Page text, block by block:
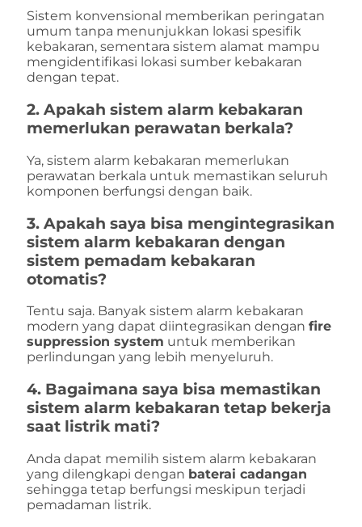
Sistem konvensional memberikan peringatan
umum tanpa menunjukkan lokasi spesifik
kebakaran, sementara sistem alamat mampu
mengidentifikasi lokasi sumber kebakaran
dengan tepat.
2. Apakah sistem alarm kebakaran
memerlukan perawatan berkala?
Ya, sistem alarm kebakaran memerlukan
perawatan berkala untuk memastikan seluruh
komponen berfungsi dengan baik.
3. Apakah saya bisa mengintegrasikan
sistem alarm kebakaran dengan
sistem pemadam kebakaran
otomatis?
Tentu saja. Banyak sistem alarm kebakaran
modern yang dapat diintegrasikan dengan fire
suppression system untuk memberikan
perlindungan yang lebih menyeluruh.
4. Bagaimana saya bisa memastikan
sistem alarm kebakaran tetap bekerja
saat listrik mati?
Anda dapat memilih sistem alarm kebakaran
yang dilengkapi dengan baterai cadangan
sehingga tetap berfungsi meskipun terjadi
pemadaman listrik.